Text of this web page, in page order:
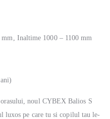
Inaltime 1000 – 1100 mm
noul CYBEX Balios S
luxos pe care tu si copilul tau le-